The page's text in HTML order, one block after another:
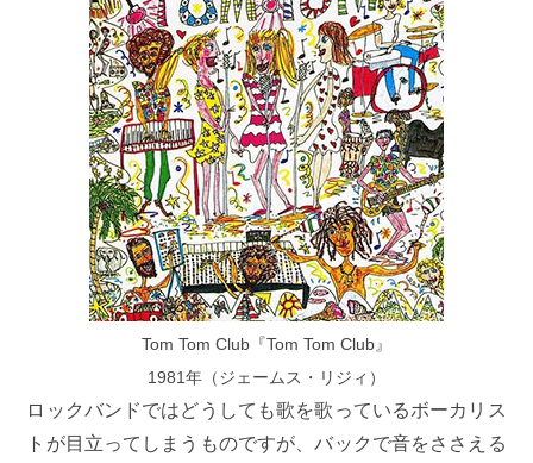
Tom Tom Club『Tom Tom Club』
1981年（ジェームス・リジィ）
ロックバンドではどうしても歌を歌っているボーカリス
トが目立ってしまうものですが、バックで音をささえる